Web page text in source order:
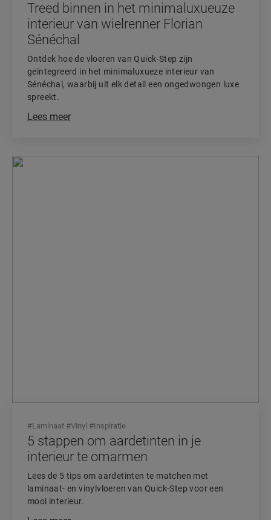
Treed binnen in het minimaluxueuze
interieur van wielrenner Florian
Sénéchal
Ontdek hoe de vloeren van Quick-Step zijn
geïntegreerd in het minimaluxueze interieur van
Sénéchal, waarbij uit elk detail een ongedwongen luxe
spreekt.
Lees meer
5 stappen om aardetinten in je
interieur te omarmen
Lees de 5 tips om aardetinten te matchen met
laminaat- en vinylvloeren van Quick-Step voor een
mooi interieur.
#Laminaat #Vinyl #Inspiratie